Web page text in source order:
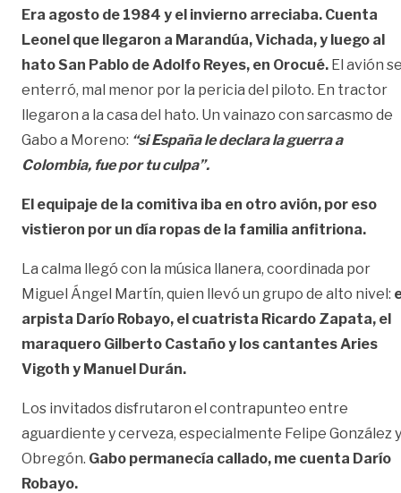
Era agosto de 1984 y el invierno arreciaba. Cuenta
Leonel que llegaron a Marandúa, Vichada, y luego al
hato San Pablo de Adolfo Reyes, en Orocué. El avión
enterró, mal menor por la pericia del piloto. En tractor
llegaron a la casa del hato. Un vainazo con sarcasmo de
Gabo a Moreno: “si España le declara la guerra a
Colombia, fue por tu culpa”.
El equipaje de la comitiva iba en otro avión, por eso
vistieron por un día ropas de la familia anfitriona.
La calma llegó con la música llanera, coordinada por
Miguel Ángel Martín, quien llevó un grupo de alto nivel:
arpista Darío Robayo, el cuatrista Ricardo Zapata, el
maraquero Gilberto Castaño y los cantantes Aries
Vigoth y Manuel Durán.
Los invitados disfrutaron el contrapunteo entre
aguardiente y cerveza, especialmente Felipe González y
Obregón. Gabo permanecía callado, me cuenta Darío
Robayo.